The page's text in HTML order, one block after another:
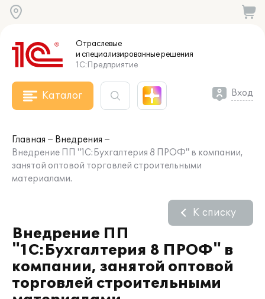
Отраслевые
и специализированныерешения
1С:Предприятие
Каталог Вход
Главная
Внедрения
Внедрение ПП "1С:Бухгалтерия 8 ПРОФ" в компании,
занятой оптовой торговлей строительными
материалами.
Внедрение ПП
"1С:Бухгалтерия 8 ПРОФ" в
компании, занятой оптовой
торговлей строительными
К списку